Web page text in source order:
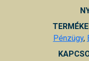
Pénzügy,